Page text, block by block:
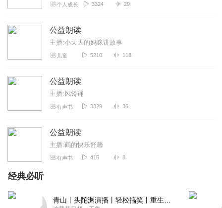
个人成长 3324 29
公益朗读
主播:小天天的妈咪讲故事
儿童 5210 118
公益朗读
主播:风铃诵
有声书 3329 36
公益朗读
主播:鹤的快乐舒馨
有声书 415 8
经典必听